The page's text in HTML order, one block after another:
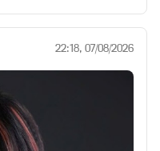
22:18, 07/08/2026